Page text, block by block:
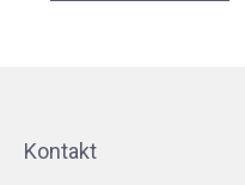
Kontakt